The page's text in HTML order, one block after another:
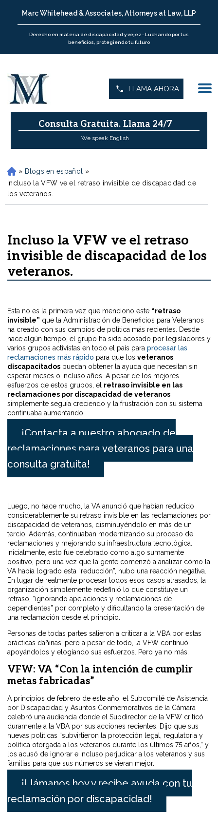
Marc Whitehead & Associates, Attorneys at Law, LLP
Derecho en materia de discapacidad y vejez - Luchando por tus
beneficios, protegiendo tu futuro
LLAMA AHORA
Consulta Gratuita. Llama 24/7
We speak English
H
o
m
e
» Blogs en español
»
Incluso la VFW ve el retraso invisible de discapacidad de
los veteranos.
Incluso la VFW ve el retraso
invisible de discapacidad de los
veteranos.
Esta no es la primera vez que menciono este “retraso
invisible” que la Administración de Beneficios para Veteranos
ha creado con sus cambios de política más recientes. Desde
hace algún tiempo, el grupo ha sido acosado por legisladores y
varios grupos activistas en todo el país para procesar las
reclamaciones más rápido para que los veteranos
discapacitados puedan obtener la ayuda que necesitan sin
esperar meses o incluso años. A pesar de los mejores
esfuerzos de estos grupos, el retraso invisible en las
reclamaciones por discapacidad de veteranos
simplemente seguía creciendo y la frustración con su sistema
continuaba aumentando.
¡Contacta a nuestro abogado de
reclamaciones para veteranos para una
consulta gratuita!
Luego, no hace mucho, la VA anunció que habían reducido
considerablemente su retraso invisible en las reclamaciones por
discapacidad de veteranos, disminuyéndolo en más de un
tercio. Además, continuaban modernizando su proceso de
reclamaciones y mejorando su infraestructura tecnológica.
Inicialmente, esto fue celebrado como algo sumamente
positivo, pero una vez que la gente comenzó a analizar cómo la
VA había logrado esta “reducción”, hubo una reacción negativa.
En lugar de realmente procesar todos esos casos atrasados, la
organización simplemente redefinió lo que constituye un
retraso, “ignorando apelaciones y reclamaciones de
dependientes” por completo y dificultando la presentación de
una reclamación desde el principio.
Personas de todas partes salieron a criticar a la VBA por estas
prácticas dañinas, pero a pesar de todo, la VFW continuó
apoyándolos y elogiando sus esfuerzos. Pero ya no más.
VFW: VA “Con la intención de cumplir
metas fabricadas”
A principios de febrero de este año, el Subcomité de Asistencia
por Discapacidad y Asuntos Conmemorativos de la Cámara
celebró una audiencia donde el Subdirector de la VFW criticó
duramente a la VBA por sus acciones recientes. Dijo que sus
nuevas políticas “subvirtieron la protección legal, regulatoria y
política otorgada a los veteranos durante los últimos 75 años,” y
los acusó de ignorar e incluso perjudicar a los veteranos y sus
familias para que sus números se vieran mejor.
¡Llámanos hoy y recibe ayuda con tu
reclamación por discapacidad!